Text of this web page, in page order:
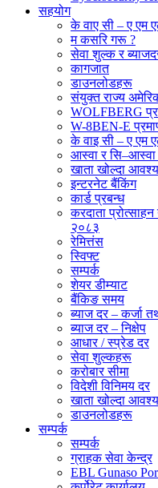
सहयोग
के वाए सी – ए एम
म कसरि गरू ?
सेवा शुल्क र
कागजात
डाउनलोडहरू
संयुक्त राज्य
WOLFBERG
W-8BEN-E
के वाइ सी – ए एम
आस्वा र सि–आस्वा
खाता खोल्दा
इन्टरनेट बैंकिंग
कार्ड प्रबन्ध
करदाता
२०८३
रेमित्तंस
स्विफ्ट
सम्पर्क
शेयर डीम्याट
बैंकिङ समय
ब्याज दर – कर्जा
ब्याज दर – निक्षेप
आधार / स्प्रेड दर
सेवा शुल्कहरू
करोबार सीमा
विदेशी विनिमय दर
खाता खोल्दा
डाउनलोडहरू
सम्पर्क
सम्पर्क
ग्राहक सेवा केन्द्र
EBL Gunaso